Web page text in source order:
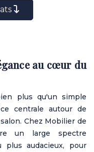
au cœur du
plus qu'un simple
centrale autour de
Chez Mobilier de
un large spectre
plus audacieux, pour